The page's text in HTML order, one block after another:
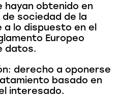
hayan obtenido en
sociedad de la
lo dispuesto en el
Europeo
datos.
derecho a oponerse
basado en
interesado.